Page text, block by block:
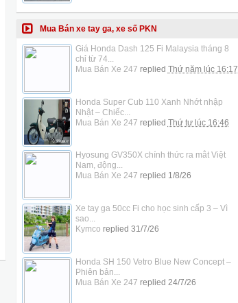
Mua Bán xe tay ga, xe số PKN
Giá Honda Dash 125 Fi Malaysia tháng 8
chỉ từ 74...
Mua Bán Xe 247 replied Thứ năm lúc 16:17
Honda Super Cub 110 Xanh Nhớt nhập
Nhật – Chiếc...
Mua Bán Xe 247 replied Thứ tư lúc 16:46
Hyosung GV350X chính thức ra mắt Việt
Nam, động...
Mua Bán Xe 247 replied 1/8/26
Xe tay ga 50cc Fi cho học sinh cấp 3 – Vì
sao...
Kymco replied 31/7/26
Honda SH 150 Vetro Blue New Concept –
Phiên bản...
Mua Bán Xe 247 replied 24/7/26